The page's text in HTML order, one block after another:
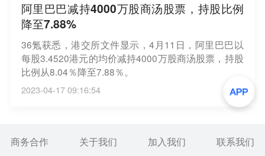
阿里巴巴减持4000万股商汤股票，持股比例
降至7.88%
36氪获悉，港交所文件显示，4月11日，阿里巴巴以
每股3.4520港元的均价减持4000万股商汤股票，持股
比例从8.04％降至7.88％。
2023-04-17 09:16:54
商务合作 关于我们 加入我们 联系我们